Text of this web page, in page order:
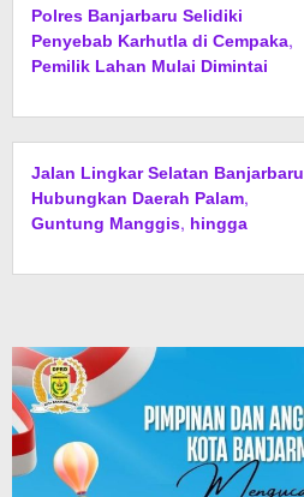
Polres Banjarbaru Selidiki
Penyebab Karhutla di Cempaka,
Pemilik Lahan Mulai Dimintai
Jalan Lingkar Selatan Banjarbaru
Hubungkan Daerah Palam,
Guntung Manggis, hingga
dan Buka Kawasan Baru